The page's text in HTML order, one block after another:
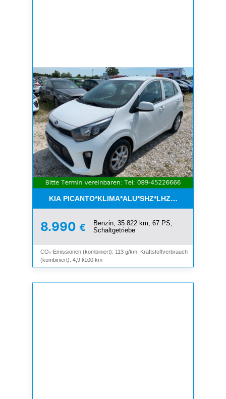
KIA PICANTO*KLIMA*ALU*SHZ*LHZ*BLUETOOTH*
8.990 €
Benzin, 35.822 km, 67 PS,
Schaltgetriebe
CO₂-Emissionen (kombiniert): 113 g/km, Kraftstoffverbrauch
(kombiniert): 4,9 l/100 km